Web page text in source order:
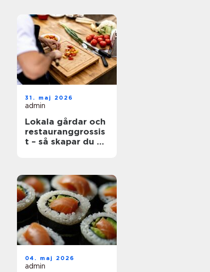
31. maj 2026
admin
Lokala gårdar och
restauranggrossis
t – så skapar du en
04. maj 2026
admin